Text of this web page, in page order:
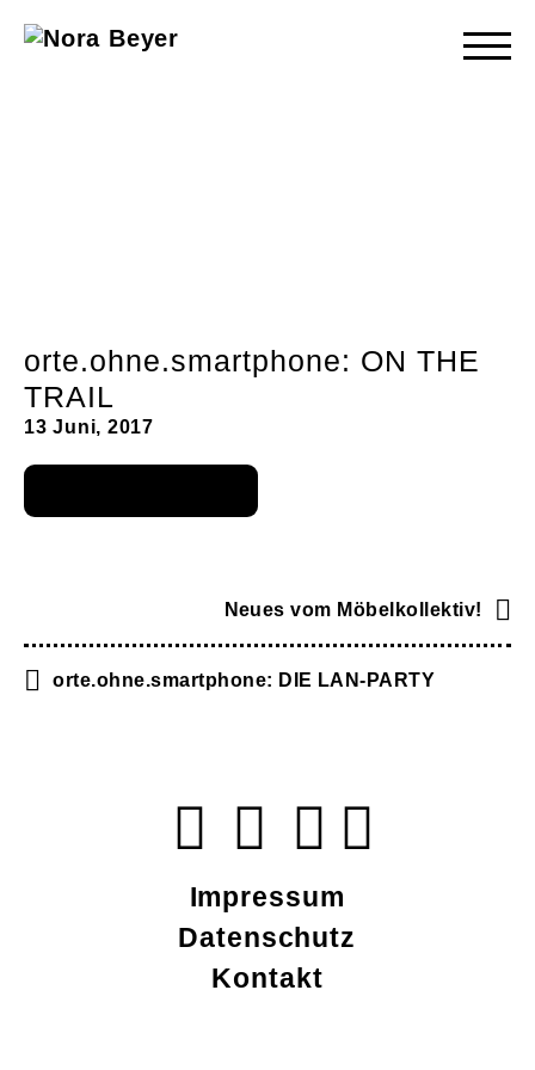
orte.ohne.smartphone: ON THE
TRAIL
13 Juni, 2017
Neues vom Möbelkollektiv!
orte.ohne.smartphone: DIE LAN-PARTY
Impressum
Datenschutz
Kontakt